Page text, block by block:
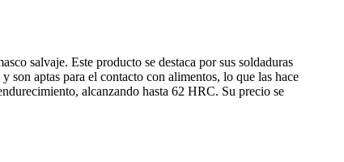
salvaje. Este producto se destaca por sus soldaduras
son aptas para el contacto con alimentos, lo que las hace
alcanzando hasta 62 HRC. Su precio se